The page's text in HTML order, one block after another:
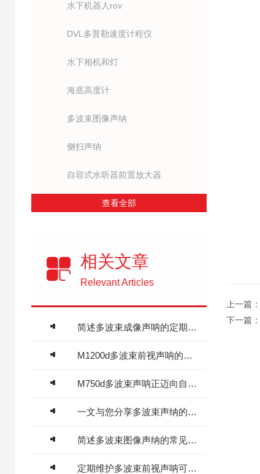
水下机器人rov
DVL多普勒速度计程仪
水下相机和灯
海底高度计
多波束图像声纳
侧扫声纳
自容式水听器前置放大器
查看全部
相关文章
Relevant Articles
简述多波束成像声呐的定期维护保养方法
M1200d多波束前视声呐的规范操作流程分享
M750d多波束声呐正迈向自动化与智能化
一文与您分享多波束声纳的正确操作步骤
简述多波束图像声纳的常见故障相应解决方法
定期维护多波束前视声呐可降低故障风险并节约后续修复成本
上一篇：
下一篇：